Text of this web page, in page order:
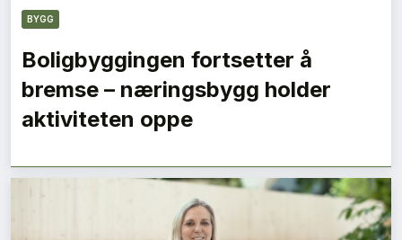
BYGG
Boligbyggingen fortsetter å
bremse – næringsbygg holder
aktiviteten oppe